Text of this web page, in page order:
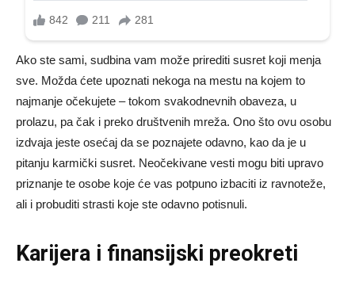
Ako ste sami, sudbina vam može prirediti susret koji menja
sve. Možda ćete upoznati nekoga na mestu na kojem to
najmanje očekujete – tokom svakodnevnih obaveza, u
prolazu, pa čak i preko društvenih mreža. Ono što ovu osobu
izdvaja jeste osećaj da se poznajete odavno, kao da je u
pitanju karmički susret. Neočekivane vesti mogu biti upravo
priznanje te osobe koje će vas potpuno izbaciti iz ravnoteže,
ali i probuditi strasti koje ste odavno potisnuli.
Karijera i finansijski preokreti